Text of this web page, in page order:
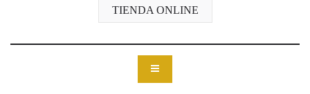
TIENDA ONLINE